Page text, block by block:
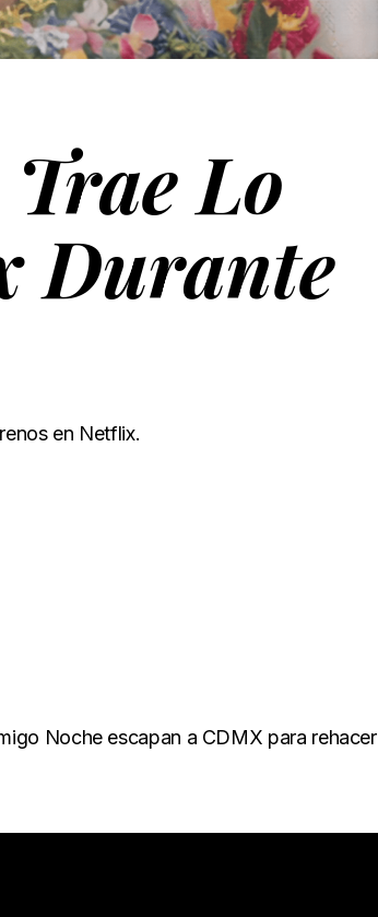
Lo
Durante
en Netflix.
Noche escapan a CDMX para rehacer